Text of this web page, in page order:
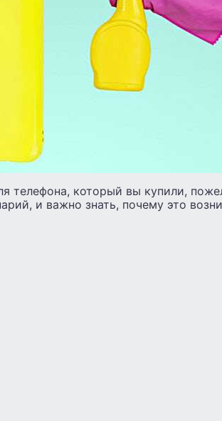
телефона, который вы купили,
и важно знать, почему это